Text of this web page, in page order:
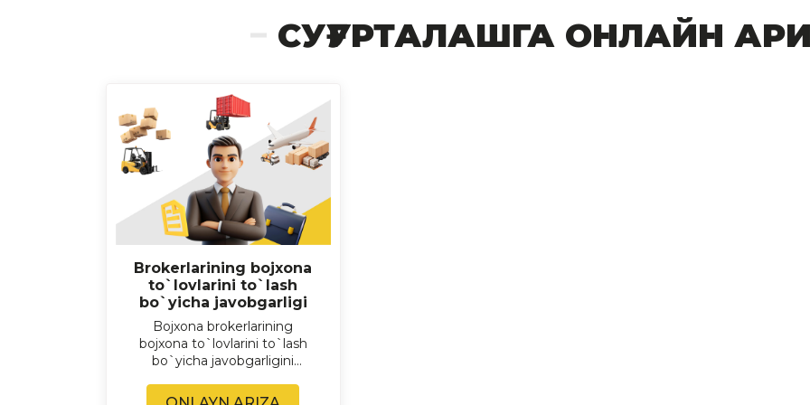
СУҒУРТАЛАШГА ОНЛАЙН
Brokerlarining bojxona
to`lovlarini to`lash
bo`yicha javobgarligi
Bojxona brokerlarining
bojxona to`lovlarini to`lash
bo`yicha javobgarligini